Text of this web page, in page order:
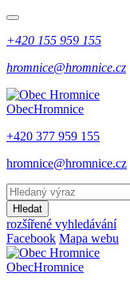
+420 155 959 155
hromnice@hromnice.cz
ObecHromnice
+420 377 959 155
hromnice@hromnice.cz
Hledat
rozšířené vyhledávání
Facebook Mapa webu
ObecHromnice